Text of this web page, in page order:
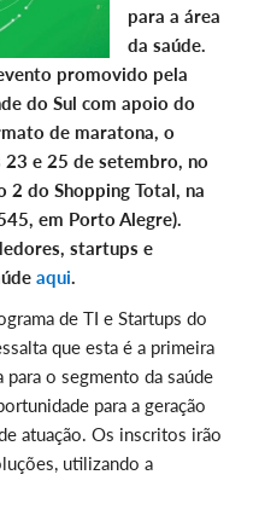
para a área
da saúde.
promovido pela
do Sul com apoio do
de maratona, o
e 25 de setembro, no
2 do Shopping Total, na
em Porto Alegre).
startups e
aqui.
de TI e Startups do
que esta é a primeira
o segmento da saúde
para a geração
atuação. Os inscritos irão
utilizando a